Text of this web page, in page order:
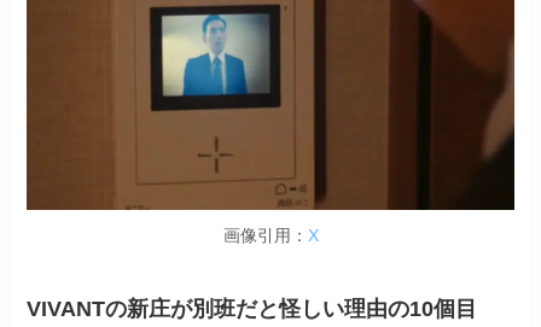
画像引用： X
VIVANTの新庄が別班だと怪しい理由の10個目